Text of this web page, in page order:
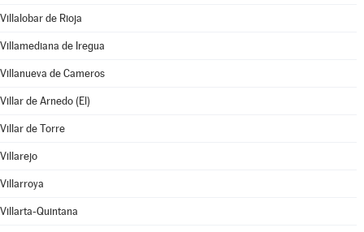
Villalobar de Rioja
Villamediana de Iregua
Villanueva de Cameros
Villar de Arnedo (El)
Villar de Torre
Villarejo
Villarroya
Villarta-Quintana